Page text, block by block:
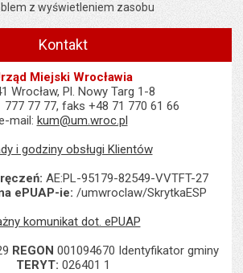
z wyświetleniem zasobu
Kontakt
Miejski Wrocławia
Wrocław, Pl. Nowy Targ 1-8
777 77 77, faks +48 71 770 61 66
mail: kum@um.wroc.pl
i godziny obsługi Klientów
AE:PL-95179-82549-VVTFT-27
ePUAP-ie: /umwroclaw/SkrytkaESP
komunikat dot. ePUAP
REGON 001094670 Identyfikator gminy
TERYT: 026401 1